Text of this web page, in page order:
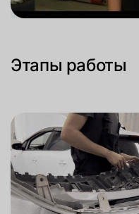
Этапы работы